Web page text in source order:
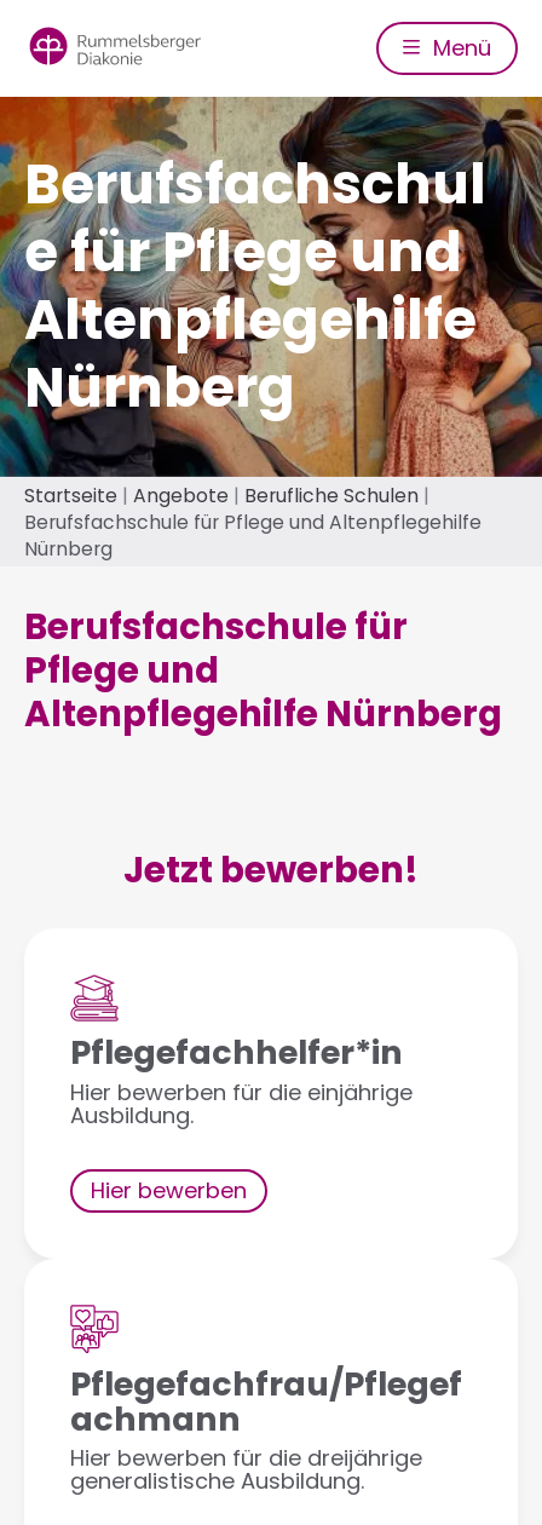
zum
Inhalt
Menü
Berufsfachschul
e für Pflege und
Altenpflegehilfe
Nürnberg
Pfadnavigation
Startseite Angebote
Berufliche Schulen
Berufsfachschule für Pflege und Altenpflegehilfe
Nürnberg
Berufsfachschule für
Pflege und
Altenpflegehilfe Nürnberg
Jetzt bewerben!
Pflegefachhelfer*in
Hier bewerben für die einjährige
Ausbildung.
Hier bewerben
Pflegefachfrau/Pflegef
achmann
Hier bewerben für die dreijährige
generalistische Ausbildung.